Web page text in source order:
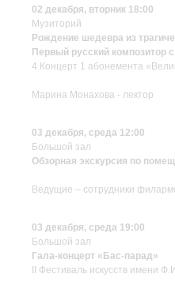
02 декабря, вторник 18:00
Музиторий
Рождение шедевра из
Первый русский композитор
4 Концерт 1 абонемента
Марина Монахова - лектор
03 декабря, среда 12:00
Большой зал
Обзорная экскурсия по
Ведущие – сотрудники
03 декабря, среда 19:00
Большой зал
Гала-концерт «Бас-парад»
II Фестиваль искусств имени